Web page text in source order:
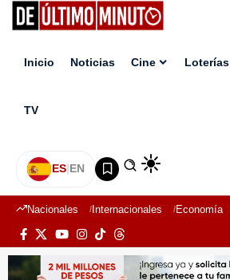
Inicio Noticias Cine Loterías
TV
ES|EN
Nacionales Internacionales Economía